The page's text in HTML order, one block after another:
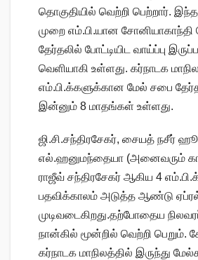
தொகுதியில் வெற்றி பெற்றார்.
முறை எம்.பி.யான சோனியாகாந்தி
தேர்தலில் போட்டியிட வாய்ப்பு
வெளியாகி உள்ளது. கர்நாடக
எம்.பி.க்களுக்கான மேல் சபை
இன்னும் 8 மாதங்கள் உள்ளது.
ஜி.சி.சந்திரசேகர், சையத் நசீர்
எல்.ஹனுமந்தையா (அனைவரும்
ராஜீவ் சந்திரசேகர் ஆகிய 4
பதவிக்காலம் அடுத்த ஆண்டு ஏப்ரல்
முடிவடைகிறது.தற்போதைய
நான்கில் மூன்றில் வெற்றி பெறும்.
கர்நாடக மாநிலத்தில் இருந்து